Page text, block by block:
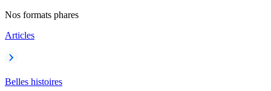
Nos formats phares
Articles
Belles histoires